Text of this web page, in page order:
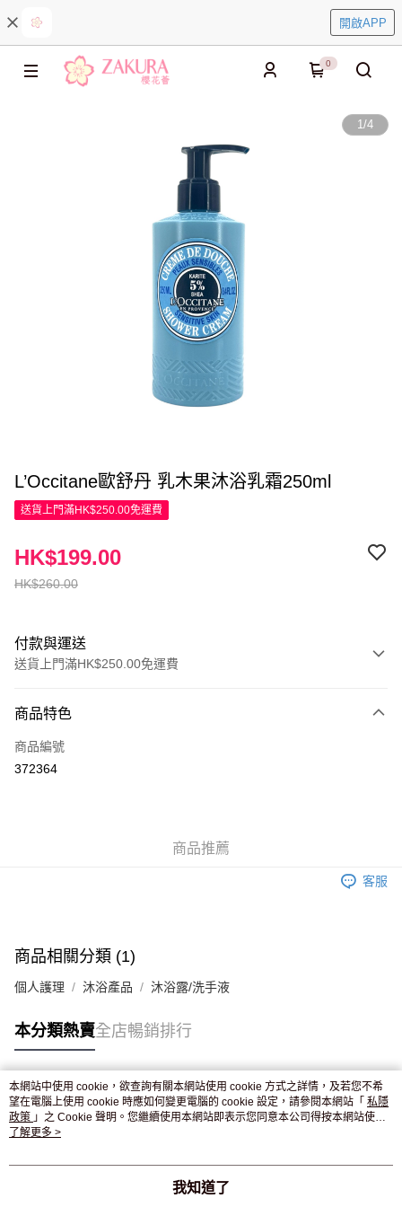
開啟APP
0
1/4
L’Occitane歐舒丹 乳木果沐浴乳霜250ml
送貨上門滿HK$250.00免運費
HK$260.00
HK$199.00
付款與運送
送貨上門滿HK$250.00免運費
信用卡
Apple Pay
付款後門市自取，訂單確認後2-4個工作天到店，7天內取。逾期後
商品特色
商品編號
372364
商品推薦
客服
商品相關分類 (1)
個人護理 沐浴產品 沐浴露/洗手液
本分類熱賣全店暢銷排行
熱門標籤
熱銷排行
本網站中使用 cookie，欲查詢有關本網站使用 cookie 方式之詳情，及若您不希
望在電腦上使用 cookie 時應如何變更電腦的 cookie 設定，請參閱本網站「 私隱
政策 」之 Cookie 聲明。您繼續使用本網站即表示您同意本公司得按本網站使用
條款之 Cookie 聲明使用 cookie。
了解更多 >
我知道了